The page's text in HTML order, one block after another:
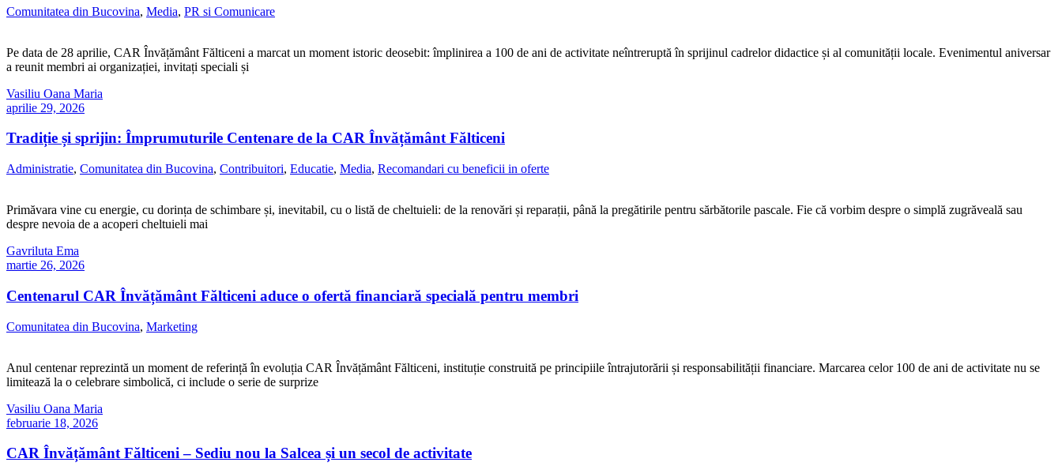
Comunitatea din Bucovina, Media, PR si Comunicare
Pe data de 28 aprilie, CAR Învățământ Fălticeni a marcat un moment istoric deosebit: împlinirea a 100 de ani de activitate neîntreruptă în sprijinul cadrelor didactice și al comunității locale. Evenimentul aniversar
a reunit membri ai organizației, invitați speciali și
Vasiliu Oana Maria
aprilie 29, 2026
Tradiție și sprijin: Împrumuturile Centenare de la CAR Învățământ Fălticeni
Administratie, Comunitatea din Bucovina, Contribuitori, Educatie, Media, Recomandari cu beneficii in oferte
Primăvara vine cu energie, cu dorința de schimbare și, inevitabil, cu o listă de cheltuieli: de la renovări și reparații, până la pregătirile pentru sărbătorile pascale. Fie că vorbim despre o simplă zugrăveală sau
despre nevoia de a acoperi cheltuieli mai
Gavriluta Ema
martie 26, 2026
Centenarul CAR Învățământ Fălticeni aduce o ofertă financiară specială pentru membri
Comunitatea din Bucovina, Marketing
Anul centenar reprezintă un moment de referință în evoluția CAR Învățământ Fălticeni, instituție construită pe principiile întrajutorării și responsabilității financiare. Marcarea celor 100 de ani de activitate nu se
limitează la o celebrare simbolică, ci include o serie de surprize
Vasiliu Oana Maria
februarie 18, 2026
CAR Învățământ Fălticeni – Sediu nou la Salcea și un secol de activitate